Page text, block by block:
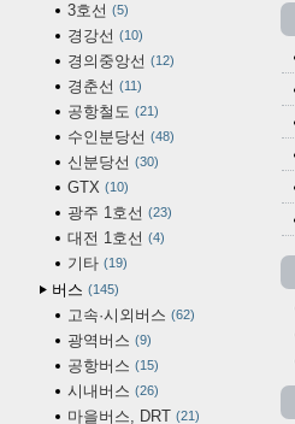
3호선 5
경강선 10
경의중앙선 12
경춘선 11
공항철도 21
수인분당선 48
신분당선 30
GTX 10
광주 1호선 23
대전 1호선 4
기타 19
버스 145
고속·시외버스 62
광역버스 9
공항버스 15
시내버스 26
마을버스, DRT 21